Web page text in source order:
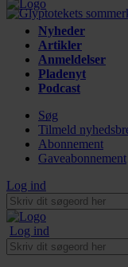
Nyheder
Artikler
Anmeldelser
Pladenyt
Podcast
Søg
Tilmeld
Abonnement
Gaveabonnement
Log ind
Log ind